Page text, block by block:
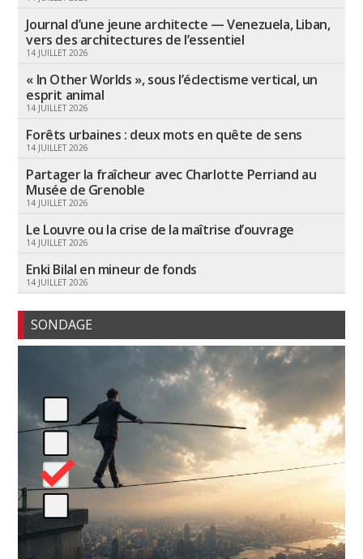
Journal d’une jeune architecte — Venezuela, Liban,
vers des architectures de l’essentiel
14 JUILLET 2026
« In Other Worlds », sous l’éclectisme vertical, un
esprit animal
14 JUILLET 2026
Forêts urbaines : deux mots en quête de sens
14 JUILLET 2026
Partager la fraîcheur avec Charlotte Perriand au
Musée de Grenoble
14 JUILLET 2026
Le Louvre ou la crise de la maîtrise d’ouvrage
14 JUILLET 2026
Enki Bilal en mineur de fonds
14 JUILLET 2026
SONDAGE